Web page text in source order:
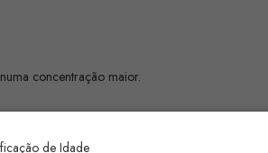
concentração maior.